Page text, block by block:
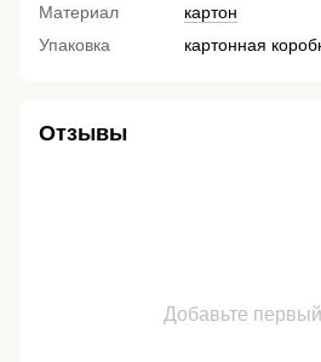
Материал
картон
Упаковка
картонная
Отзывы
Добавьте